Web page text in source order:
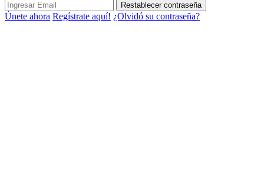
Restablecer contraseña
Únete ahora Regístrate aquí! ¿Olvidó su contraseña?